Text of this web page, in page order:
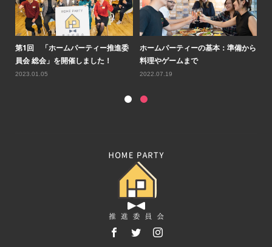
第1回 「ホームパーティー推進委
員会 総会」を開催しました！
2023.01.05
ホームパーティーの基本：準備から
料理やゲームまで
2022.07.19